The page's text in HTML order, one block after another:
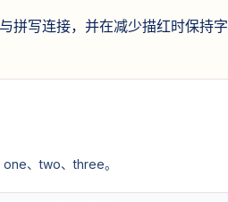
拼写连接，并在减少描红时保持
、two、three。